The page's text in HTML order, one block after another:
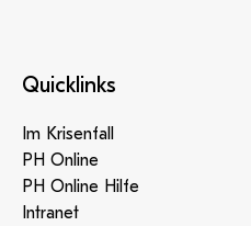
Quicklinks
Im Krisenfall
PH Online
PH Online Hilfe
Intranet